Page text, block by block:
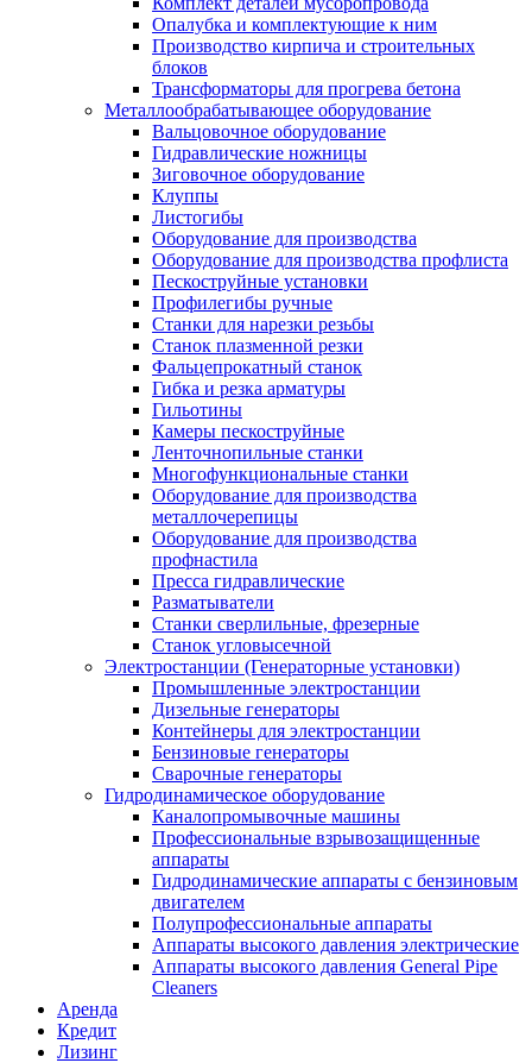
Опалубка и комплектующие к ним
Производство кирпича и строительных
блоков
Трансформаторы для прогрева бетона
Металлообрабатывающее оборудование
Вальцовочное оборудование
Гидравлические ножницы
Зиговочное оборудование
Клуппы
Листогибы
Оборудование для производства
Оборудование для производства профлиста
Пескоструйные установки
Профилегибы ручные
Станки для нарезки резьбы
Станок плазменной резки
Фальцепрокатный станок
Гибка и резка арматуры
Гильотины
Камеры пескоструйные
Ленточнопильные станки
Многофункциональные станки
Оборудование для производства
металлочерепицы
Оборудование для производства
профнастила
Пресса гидравлические
Разматыватели
Станки сверлильные, фрезерные
Станок угловысечной
Электростанции (Генераторные установки)
Промышленные электростанции
Дизельные генераторы
Контейнеры для электростанции
Бензиновые генераторы
Сварочные генераторы
Гидродинамическое оборудование
Каналопромывочные машины
Профессиональные взрывозащищенные
аппараты
Гидродинамические аппараты с бензиновым
двигателем
Полупрофессиональные аппараты
Аппараты высокого давления электрические
Аппараты высокого давления General Pipe
Cleaners
Аренда
Кредит
Лизинг